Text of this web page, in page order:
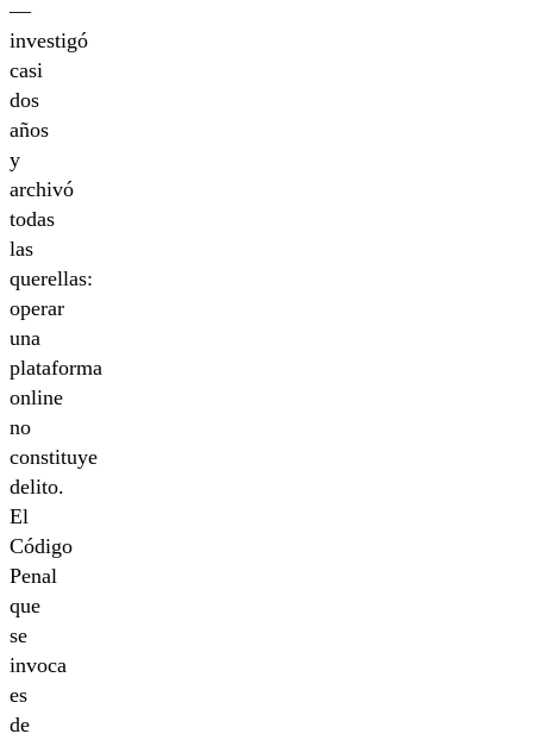
—
investigó
casi
dos
años
y
archivó
todas
las
querellas:
operar
una
plataforma
online
no
constituye
delito.
El
Código
Penal
que
se
invoca
es
de